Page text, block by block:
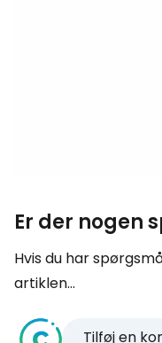
Er der nogen
Hvis du har
artiklen...
Tilføj en